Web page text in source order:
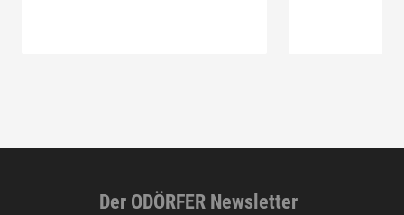
Der ODÖRFER Newsletter